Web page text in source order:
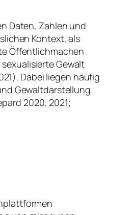
Daten, Zahlen und
Kontext, als
Öffentlichmachen
Gewalt
Dabei liegen häufig
Gewaltdarstellung.
2020, 2021;